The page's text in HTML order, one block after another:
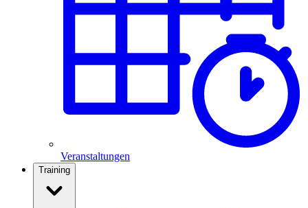
Veranstaltungen
Training